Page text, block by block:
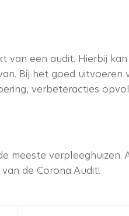
een audit. Hierbij
Bij het goed
verbeteracties
meeste verpleeghuizen.
de Corona Audit!